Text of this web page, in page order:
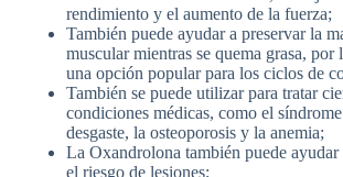
rendimiento y el aumento de la fuerza;
También puede ayudar a preservar la
muscular mientras se quema grasa, por
una opción popular para los ciclos de
También se puede utilizar para tratar
condiciones médicas, como el
desgaste, la osteoporosis y la anemia;
La Oxandrolona también puede ayudar
el riesgo de lesiones;